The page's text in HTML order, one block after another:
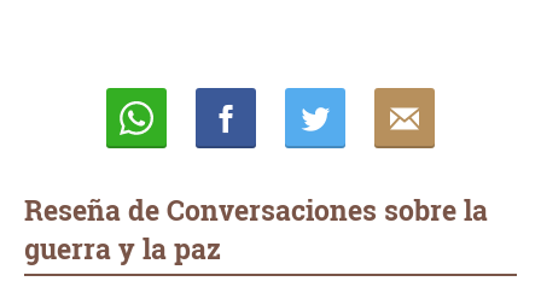
Reseña de Conversaciones sobre la
guerra y la paz